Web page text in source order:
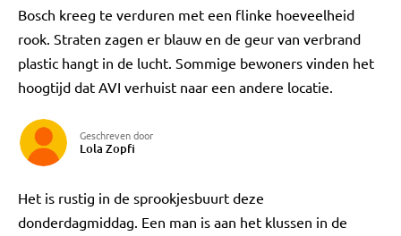
Bosch kreeg te verduren met een flinke hoeveelheid
rook. Straten zagen er blauw en de geur van verbrand
plastic hangt in de lucht. Sommige bewoners vinden het
hoogtijd dat AVI verhuist naar een andere locatie.
Geschreven door
Lola Zopfi
Het is rustig in de sprookjesbuurt deze
donderdagmiddag. Een man is aan het klussen in de